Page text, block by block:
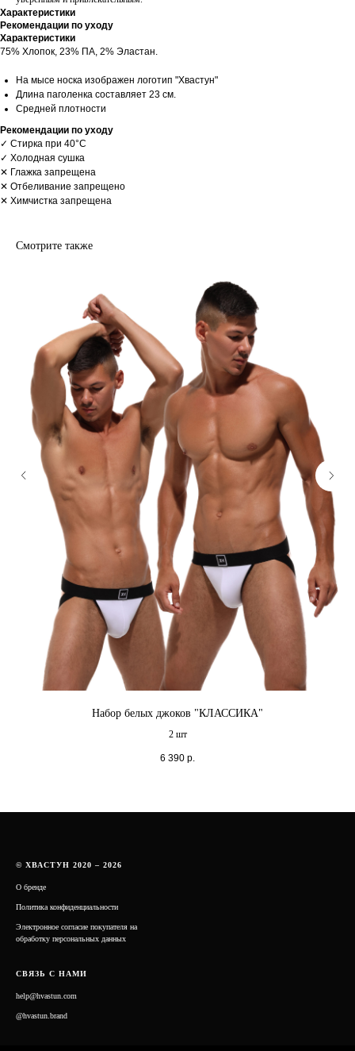
Характеристики
Рекомендации по уходу
Характеристики
75% Хлопок, 23% ПА, 2% Эластан.
На мысе носка изображен логотип "Хвастун"
Длина паголенка составляет 23 см.
Средней плотности
Рекомендации по уходу
✓ Стирка при 40°С
✓ Холодная сушка
✕ Глажка запрещена
✕ Отбеливание запрещено
✕ Химчистка запрещена
Смотрите также
Набор белых джоков "КЛАССИКА"
2 шт
6 390 р.
© ХВАСТУН 2020 – 2026
О бренде
Политика конфиденциальности
Электронное согласие покупателя на
обработку персональных данных
СВЯЗЬ С НАМИ
help@hvastun.com
@hvastun.brand